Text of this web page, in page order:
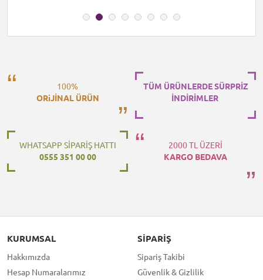
100%
ORiJİNAL ÜRÜN
TÜM ÜRÜNLERDE SÜRPRİZ
İNDİRİMLER
WHATSAPP SİPARİŞ HATTI
0555 351 00 00
2000 TL ÜZERİ
KARGO BEDAVA
KURUMSAL
Hakkımızda
Hesap Numaralarımız
SIPARIŞ
Sipariş Takibi
Güvenlik & Gizlilik